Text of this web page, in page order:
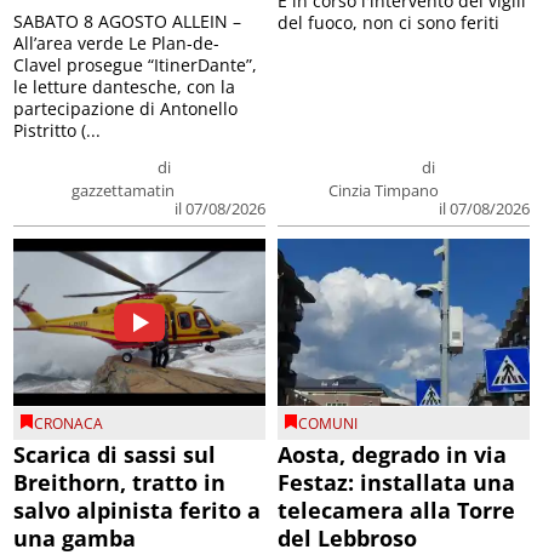
di
gazzettamatin
il 07/08/2026
SABATO 8 AGOSTO ALLEIN –
All’area verde Le Plan-de-
Clavel prosegue “ItinerDante”,
le letture dantesche, con la
partecipazione di Antonello
Pistritto (...
di
Cinzia Timpano
il 07/08/2026
del fuoco, non ci sono feriti
CRONACA
Scarica di sassi sul
Breithorn, tratto in
salvo alpinista ferito a
una gamba
COMUNI
Aosta, degrado in via
Festaz: installata una
telecamera alla Torre
del Lebbroso